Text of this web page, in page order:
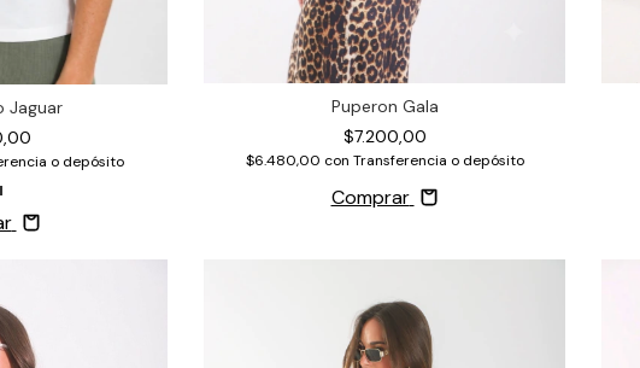
Jaguar
o depósito
Puperon Gala
$7.200,00
$6.480,00 con Transferencia o depósito
Comprar